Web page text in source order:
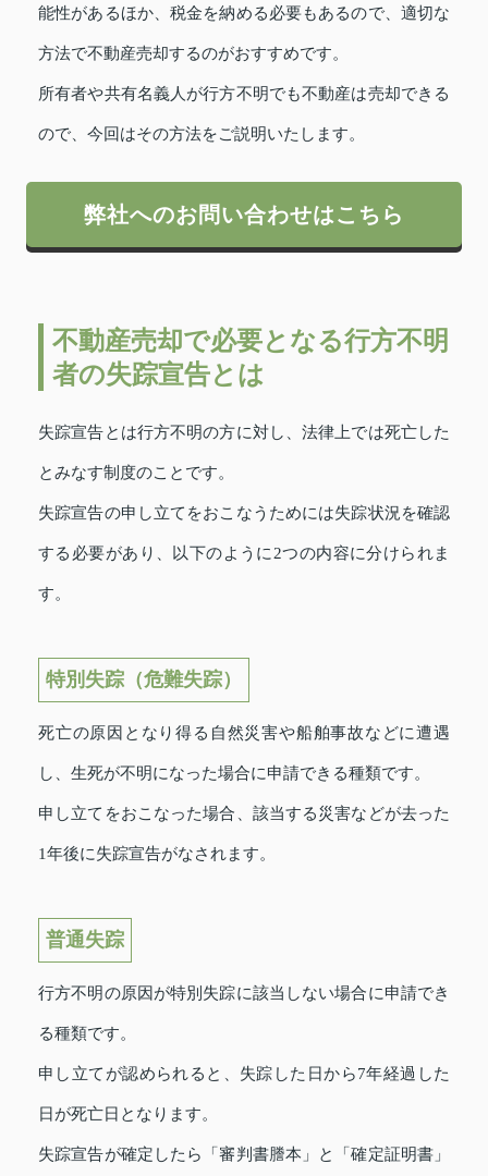
能性があるほか、税金を納める必要もあるので、適切な
方法で不動産売却するのがおすすめです。
所有者や共有名義人が行方不明でも不動産は売却できる
ので、今回はその方法をご説明いたします。
弊社へのお問い合わせはこちら
不動産売却で必要となる行方不明
者の失踪宣告とは
失踪宣告とは行方不明の方に対し、法律上では死亡した
とみなす制度のことです。
失踪宣告の申し立てをおこなうためには失踪状況を確認
する必要があり、以下のように2つの内容に分けられま
す。
特別失踪（危難失踪）
死亡の原因となり得る自然災害や船舶事故などに遭遇
し、生死が不明になった場合に申請できる種類です。
申し立てをおこなった場合、該当する災害などが去った
1年後に失踪宣告がなされます。
普通失踪
行方不明の原因が特別失踪に該当しない場合に申請でき
る種類です。
申し立てが認められると、失踪した日から7年経過した
日が死亡日となります。
失踪宣告が確定したら「審判書謄本」と「確定証明書」